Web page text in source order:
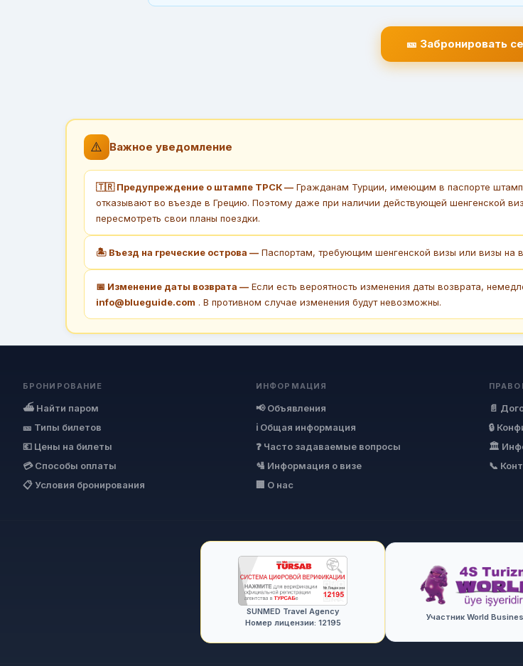
🎫 Забронировать
⚠️ Важное уведомление
🇹🇷 Предупреждение о штампе ТРСК —Гражданам Турции, имеющим в паспорте
отказывают во въезде в Грецию. Поэтому даже при наличии действующей шенгенской
пересмотреть свои планы поездки.
🏝 Въезд на греческие острова —Паспортам, требующим шенгенской визы или визы на
📅 Изменение даты возврата —Если есть вероятность изменения даты возврата,
info@blueguide.com . В противном случае изменения будут невозможны.
БРОНИРОВАНИЕ
⛴ Найти паром
🎫 Типы билетов
💶 Цены на билеты
💳 Способы оплаты
📋 Условия бронирования
ИНФОРМАЦИЯ
📢 Объявления
ℹ Общая информация
❓ Часто задаваемые вопросы
🛂 Информация о визе
🏢 О нас
📄
🔒
🏛
📞
SUNMED Travel Agency
Номер лицензии: 12195
Участник World